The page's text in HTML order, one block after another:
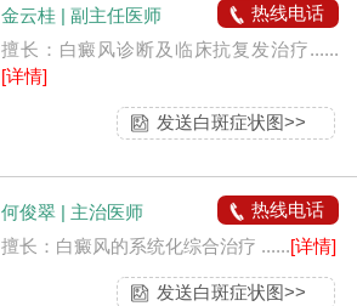
金云桂 | 副主任医师
热线电话
擅长：白癜风诊断及临床抗复发治疗......
[详情]
发送白斑症状图>>
何俊翠 | 主治医师
热线电话
擅长：白癜风的系统化综合治疗 ......[详情]
发送白斑症状图>>